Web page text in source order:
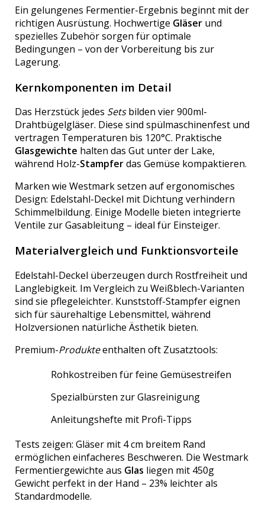
Ein gelungenes Fermentier-Ergebnis beginnt mit der
richtigen Ausrüstung. Hochwertige Gläser und
spezielles Zubehör sorgen für optimale
Bedingungen – von der Vorbereitung bis zur
Lagerung.
Kernkomponenten im Detail
Das Herzstück jedes Setsbilden vier 900ml-
Drahtbügelgläser. Diese sind spülmaschinenfest und
vertragen Temperaturen bis 120°C. Praktische
Glasgewichte halten das Gut unter der Lake,
während Holz-Stampferdas Gemüse kompaktieren.
Marken wie Westmark setzen auf ergonomisches
Design: Edelstahl-Deckel mit Dichtung verhindern
Schimmelbildung. Einige Modelle bieten integrierte
Ventile zur Gasableitung – ideal für Einsteiger.
Materialvergleich und Funktionsvorteile
Edelstahl-Deckel überzeugen durch Rostfreiheit und
Langlebigkeit. Im Vergleich zu Weißblech-Varianten
sind sie pflegeleichter. Kunststoff-Stampfer eignen
sich für säurehaltige Lebensmittel, während
Holzversionen natürliche Ästhetik bieten.
Premium-Produkteenthalten oft Zusatztools:
Rohkostreiben für feine Gemüsestreifen
Spezialbürsten zur Glasreinigung
Anleitungshefte mit Profi-Tipps
Tests zeigen: Gläser mit 4 cm breitem Rand
ermöglichen einfacheres Beschweren. Die Westmark
Fermentiergewichte aus Glas liegen mit 450g
Gewicht perfekt in der Hand – 23% leichter als
Standardmodelle.